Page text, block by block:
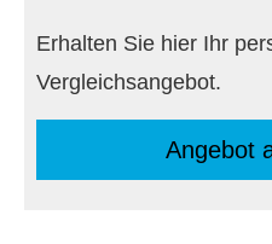
Erhalten Sie hier Ihr
Vergleichsangebot.
An­ge­bot